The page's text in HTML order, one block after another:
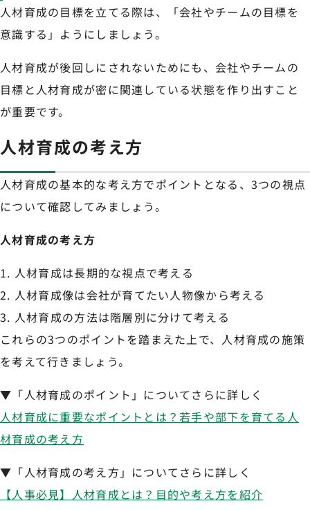
人材育成の目標を立てる際は、「会社やチームの目標を
意識する」ようにしましょう。
人材育成が後回しにされないためにも、会社やチームの
目標と人材育成が密に関連している状態を作り出すこと
が重要です。
人材育成の考え方
人材育成の基本的な考え方でポイントとなる、3つの視点
について確認してみましょう。
人材育成の考え方
人材育成は長期的な視点で考える
人材育成像は会社が育てたい人物像から考える
人材育成の方法は階層別に分けて考える
これらの3つのポイントを踏まえた上で、人材育成の施策
を考えて行きましょう。
▼「人材育成のポイント」についてさらに詳しく
人材育成に重要なポイントとは？若手や部下を育てる人
材育成の考え方
▼「人材育成の考え方」についてさらに詳しく
【人事必見】人材育成とは？目的や考え方を紹介